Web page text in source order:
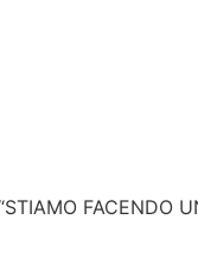
FACENDO